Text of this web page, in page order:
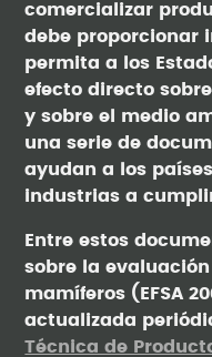
comercializar
debe proporcionar
permita a los
efecto directo
y sobre el medio
una serie de
ayudan a los
industrias a
Entre estos
sobre la
mamíferos (EFSA
actualizada
Técnica de